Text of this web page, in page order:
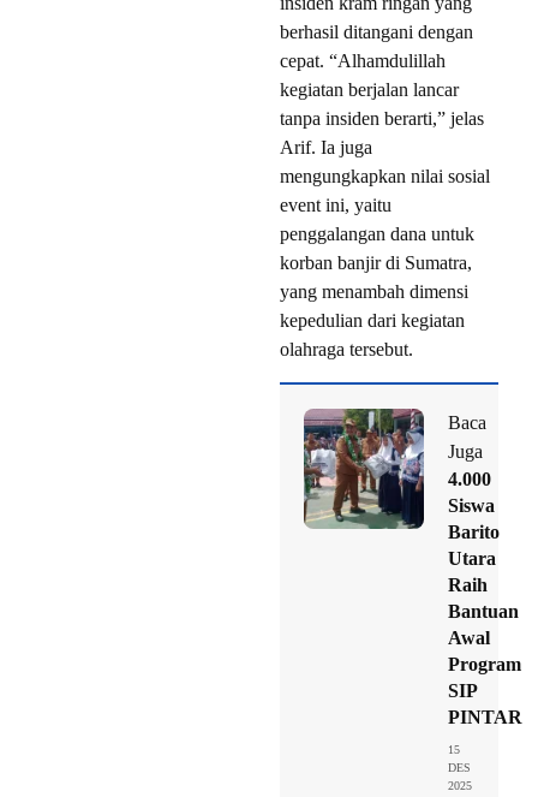
berhasil ditangani dengan
cepat. “Alhamdulillah
kegiatan berjalan lancar
tanpa insiden berarti,” jelas
Arif. Ia juga
mengungkapkan nilai sosial
event ini, yaitu
penggalangan dana untuk
korban banjir di Sumatra,
yang menambah dimensi
kepedulian dari kegiatan
olahraga tersebut.
Baca
Juga
4.000
Siswa
Barito
Utara
Raih
Bantuan
Awal
Program
SIP
PINTAR
15
DES
2025